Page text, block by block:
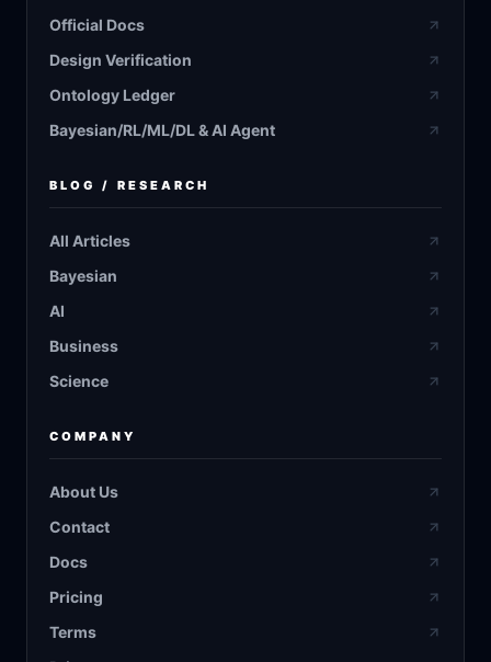
Official Docs
Design Verification
Ontology Ledger
Bayesian/RL/ML/DL & AI Agent
BLOG / RESEARCH
All Articles
Bayesian
AI
Business
Science
COMPANY
About Us
Contact
Docs
Pricing
Terms